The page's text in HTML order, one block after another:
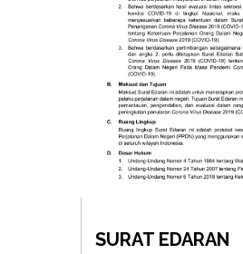
SURAT EDARAN